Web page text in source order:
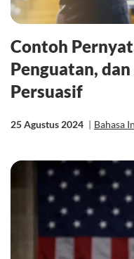
Contoh
Penguatan,
Persuasif
25 Agustus 2024 | Bahasa